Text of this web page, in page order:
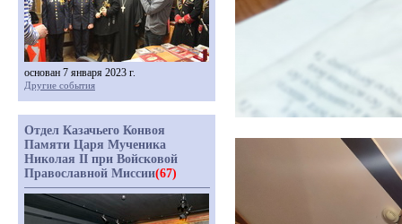
основан 7 января 2023 г.
Другие события
Отдел Казачьего Конвоя
Памяти Царя Мученика
Николая II при Войсковой
Православной Миссии(67)